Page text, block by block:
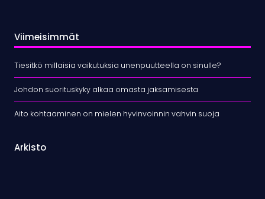
Viimeisimmät
Tiesitkö millaisia vaikutuksia unenpuutteella on sinulle?
Johdon suorituskyky alkaa omasta jaksamisesta
Aito kohtaaminen on mielen hyvinvoinnin vahvin suoja
Arkisto